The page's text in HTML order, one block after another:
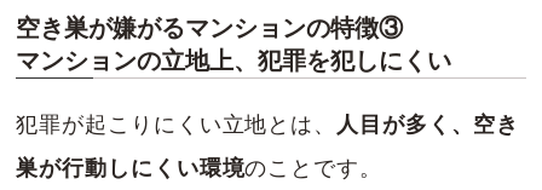
空き巣が嫌がるマンションの特徴③
マンションの立地上、犯罪を犯しにくい
犯罪が起こりにくい立地とは、 人目が多く、空き
巣が行動しにくい環境のことです。